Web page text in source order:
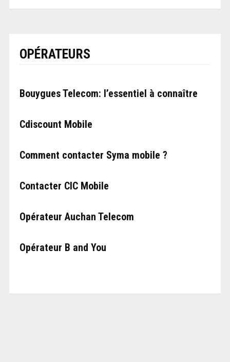
OPÉRATEURS
Bouygues Telecom: l’essentiel à connaître
Cdiscount Mobile
Comment contacter Syma mobile ?
Contacter CIC Mobile
Opérateur Auchan Telecom
Opérateur B and You